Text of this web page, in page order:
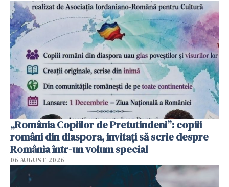
„România Copiilor de Pretutindeni”: copiii
români din diaspora, invitați să scrie despre
România într-un volum special
06 AUGUST 2026